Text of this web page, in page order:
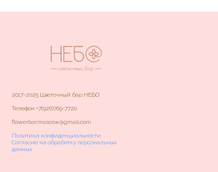
2017-2025 Цветочный бар НЕБО
Телефон +7(926)769-7720
flowerbar.moscow@gmail.com
Политика конфиденциальности
Согласие на обработку персональных
данных